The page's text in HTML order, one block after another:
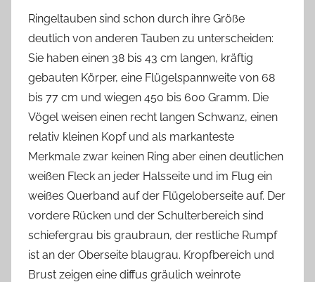
Ringeltauben sind schon durch ihre Größe
deutlich von anderen Tauben zu unterscheiden:
Sie haben einen 38 bis 43 cm langen, kräftig
gebauten Körper, eine Flügelspannweite von 68
bis 77 cm und wiegen 450 bis 600 Gramm. Die
Vögel weisen einen recht langen Schwanz, einen
relativ kleinen Kopf und als markanteste
Merkmale zwar keinen Ring aber einen deutlichen
weißen Fleck an jeder Halsseite und im Flug ein
weißes Querband auf der Flügeloberseite auf. Der
vordere Rücken und der Schulterbereich sind
schiefergrau bis graubraun, der restliche Rumpf
ist an der Oberseite blaugrau. Kropfbereich und
Brust zeigen eine diffus gräulich weinrote